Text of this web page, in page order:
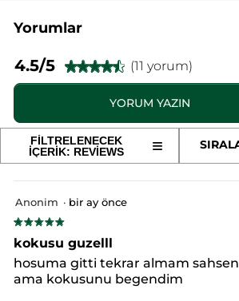
Yorumlar
★★★★★
★★★★★
4.5/5
yorumları
okuyun:
Refill
Yedek
Duş
Nemlendirici
Mine
Çiçeği
4.5/5 (11 yorum)
YORUM YAZIN
Bu
eylem
oturum
yeniden
≡
FİLTRELENECEK
İÇERİK: REVIEWS
Aşağıdaki
düğmeye
aşağıdaki
içerik
güncellenir
★★★★★
★★★★★
Anonim · bir ay önce
kokusu guzelll
hosuma gitti tekrar almam sahsen
ama kokusunu begendim